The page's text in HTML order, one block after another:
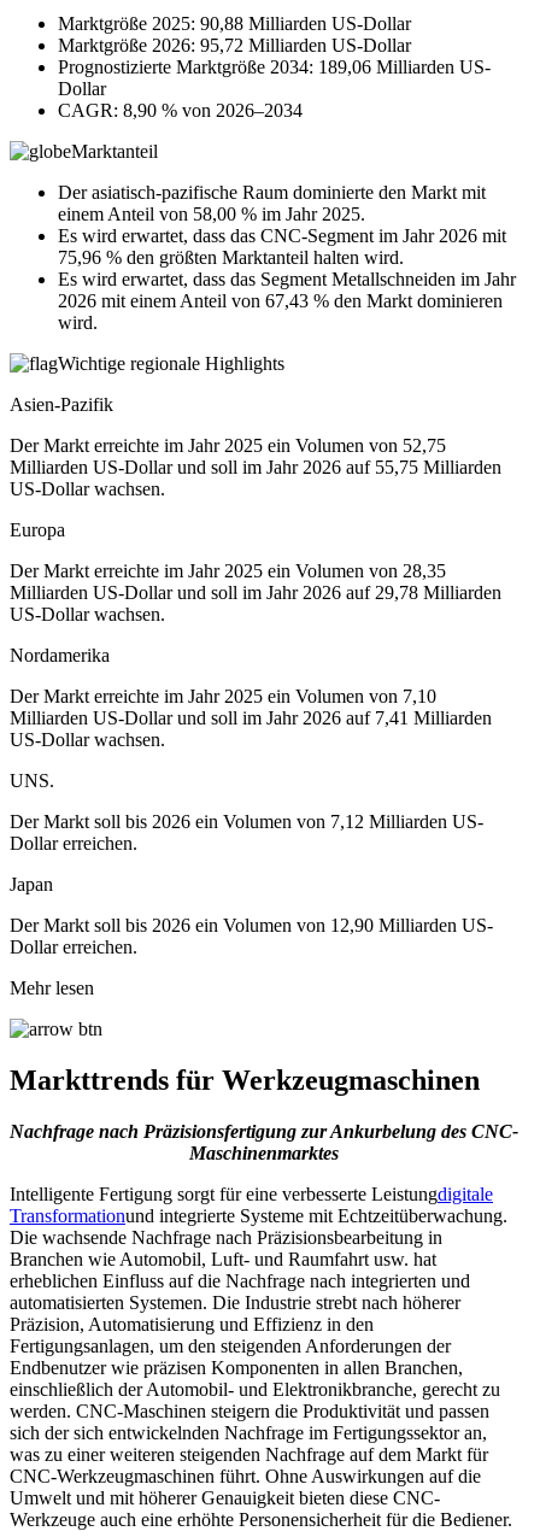
Marktgröße 2025: 90,88 Milliarden US-Dollar
Marktgröße 2026: 95,72 Milliarden US-Dollar
Prognostizierte Marktgröße 2034: 189,06 Milliarden US-
Dollar
CAGR: 8,90 % von 2026–2034
Marktanteil
Der asiatisch-pazifische Raum dominierte den Markt mit
einem Anteil von 58,00 % im Jahr 2025.
Es wird erwartet, dass das CNC-Segment im Jahr 2026 mit
75,96 % den größten Marktanteil halten wird.
Es wird erwartet, dass das Segment Metallschneiden im Jahr
2026 mit einem Anteil von 67,43 % den Markt dominieren
wird.
Wichtige regionale Highlights
Asien-Pazifik
Der Markt erreichte im Jahr 2025 ein Volumen von 52,75
Milliarden US-Dollar und soll im Jahr 2026 auf 55,75 Milliarden
US-Dollar wachsen.
Europa
Der Markt erreichte im Jahr 2025 ein Volumen von 28,35
Milliarden US-Dollar und soll im Jahr 2026 auf 29,78 Milliarden
US-Dollar wachsen.
Nordamerika
Der Markt erreichte im Jahr 2025 ein Volumen von 7,10
Milliarden US-Dollar und soll im Jahr 2026 auf 7,41 Milliarden
US-Dollar wachsen.
UNS.
Der Markt soll bis 2026 ein Volumen von 7,12 Milliarden US-
Dollar erreichen.
Japan
Der Markt soll bis 2026 ein Volumen von 12,90 Milliarden US-
Dollar erreichen.
Mehr lesen
Markttrends für Werkzeugmaschinen
Nachfrage nach Präzisionsfertigung zur Ankurbelung des CNC-
Maschinenmarktes
Intelligente Fertigung sorgt für eine verbesserte Leistungdigitale
Transformationund integrierte Systeme mit Echtzeitüberwachung.
Die wachsende Nachfrage nach Präzisionsbearbeitung in
Branchen wie Automobil, Luft- und Raumfahrt usw. hat
erheblichen Einfluss auf die Nachfrage nach integrierten und
automatisierten Systemen. Die Industrie strebt nach höherer
Präzision, Automatisierung und Effizienz in den
Fertigungsanlagen, um den steigenden Anforderungen der
Endbenutzer wie präzisen Komponenten in allen Branchen,
einschließlich der Automobil- und Elektronikbranche, gerecht zu
werden. CNC-Maschinen steigern die Produktivität und passen
sich der sich entwickelnden Nachfrage im Fertigungssektor an,
was zu einer weiteren steigenden Nachfrage auf dem Markt für
CNC-Werkzeugmaschinen führt. Ohne Auswirkungen auf die
Umwelt und mit höherer Genauigkeit bieten diese CNC-
Werkzeuge auch eine erhöhte Personensicherheit für die Bediener.